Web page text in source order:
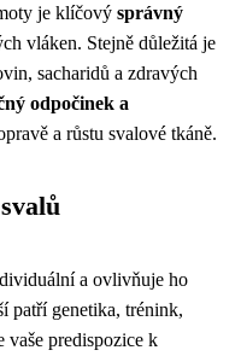
je klíčový správný
vláken. Stejně důležitá je
sacharidů a zdravých
odpočinek a
a růstu svalové tkáně.
a ovlivňuje ho
patří genetika, trénink,
vaše predispozice k